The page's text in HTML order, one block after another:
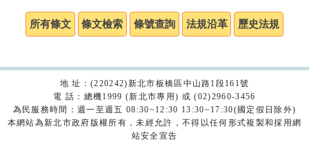
地 址：(220242)新北市板橋區中山路1段161號
電 話：總機1999 (新北市專用) 或 (02)2960-3456
為民服務時間：週一至週五 08:30~12:30 13:30~17:30(國定假日除外)
本網站為新北市政府版權所有，未經允許，不得以任何形式複製和採用網
站安全宣告